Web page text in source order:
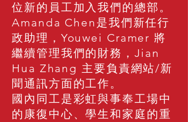
位新的員工加入我們的總部。
Amanda Chen是我們新任行
政助理，Youwei Cramer 將
繼續管理我們的財務，Jian
Hua Zhang 主要負責網站/新
聞通訊方面的工作。
國內同工是彩虹與事奉工場中
的康復中心、學生和家庭的重